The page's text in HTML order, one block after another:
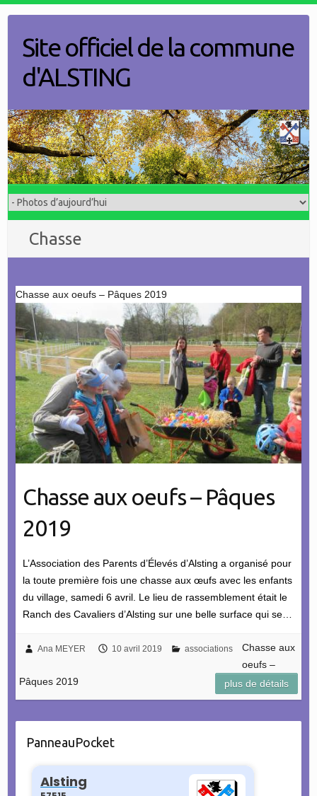
contentSite officiel de la commune
d'ALSTING
Chasse
Chasse aux oeufs – Pâques 2019
Chasse aux oeufs – Pâques
2019
L’Association des Parents d’Élevés d’Alsting a organisé pour
la toute première fois une chasse aux œufs avec les enfants
du village, samedi 6 avril. Le lieu de rassemblement était le
Ranch des Cavaliers d’Alsting sur une belle surface qui se…
Ana MEYER 10 avril 2019 associations
Chasse aux
oeufs –
Pâques 2019
plus de détails
PanneauPocket